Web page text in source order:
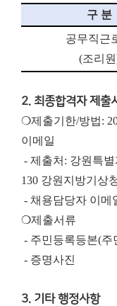
구 분
공무직근
(조리원
2. 최종합격자 제출
❍제출기한/방법:
이메일
- 제출처: 강원특
130 강원지방기상
- 채용담당자 이메
❍제출서류
- 주민등록등본(주
- 증명사진
3. 기타 행정사항